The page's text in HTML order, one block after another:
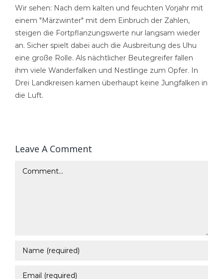
Wir sehen: Nach dem kalten und feuchten Vorjahr mit
einem "Märzwinter" mit dem Einbruch der Zahlen,
steigen die Fortpflanzungswerte nur langsam wieder
an. Sicher spielt dabei auch die Ausbreitung des Uhu
eine große Rolle. Als nächtlicher Beutegreifer fallen
ihm viele Wanderfalken und Nestlinge zum Opfer. In
Drei Landkreisen kamen überhaupt keine Jungfalken in
die Luft.
Leave A Comment
Comment